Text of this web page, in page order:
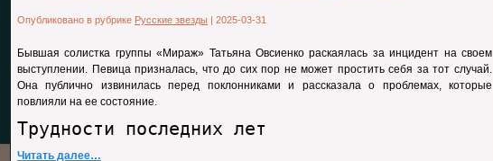
Опубликовано в рубрике Русские звезды | 2025-03-31
Бывшая солистка группы «Мираж» Татьяна Овсиенко раскаялась за инцидент на своем
выступлении. Певица призналась, что до сих пор не может простить себя за тот случай.
Она публично извинилась перед поклонниками и рассказала о проблемах, которые
повлияли на ее состояние.
Трудности последних лет
Читать далее…